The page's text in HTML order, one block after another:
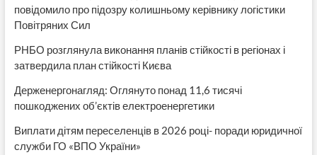
повідомило про підозру колишньому керівнику логістики
Повітряних Сил
РНБО розглянула виконання планів стійкості в регіонах і
затвердила план стійкості Києва
Держенергонагляд: Оглянуто понад 11,6 тисячі
пошкоджених об’єктів електроенергетики
Виплати дітям переселенців в 2026 році- поради юридичної
служби ГО «ВПО України»